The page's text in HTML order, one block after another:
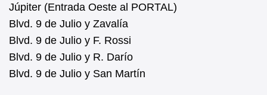
Júpiter (Entrada Oeste al PORTAL)
Blvd. 9 de Julio y Zavalía
Blvd. 9 de Julio y F. Rossi
Blvd. 9 de Julio y R. Darío
Blvd. 9 de Julio y San Martín